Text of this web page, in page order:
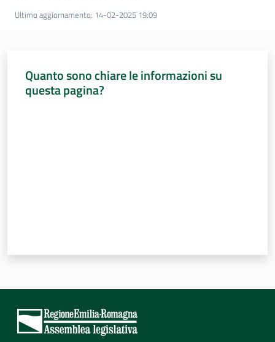
Ultimo aggiornamento: 14-02-2025 19:09
Quanto sono chiare le informazioni su
questa pagina?